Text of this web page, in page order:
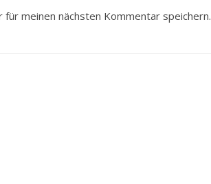
meinen nächsten Kommentar speichern.